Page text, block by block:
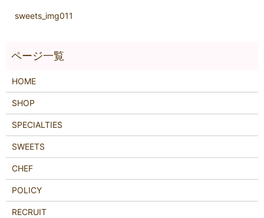
sweets_img011
HOME
SHOP
SPECIALTIES
SWEETS
CHEF
POLICY
RECRUIT